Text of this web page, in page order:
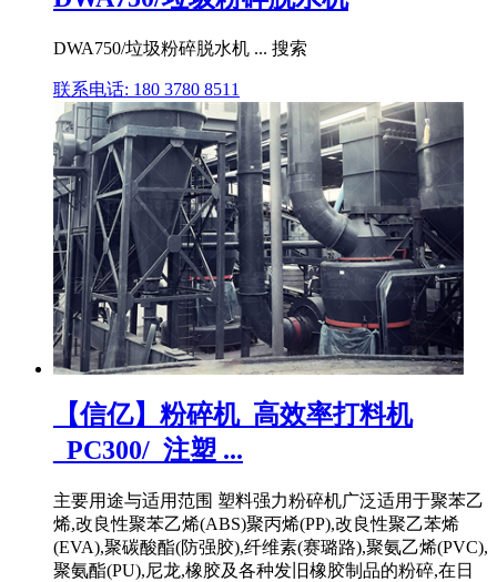
DWA750/垃圾粉碎脱水机 ... 搜索
联系电话: 180 3780 8511
【信亿】粉碎机_高效率打料机
_PC300/_注塑 ...
主要用途与适用范围 塑料强力粉碎机广泛适用于聚苯乙
烯,改良性聚苯乙烯(ABS)聚丙烯(PP),改良性聚乙苯烯
(EVA),聚碳酸酯(防强胶),纤维素(赛璐路),聚氨乙烯(PVC),
聚氨酯(PU),尼龙,橡胶及各种发旧橡胶制品的粉碎,在日